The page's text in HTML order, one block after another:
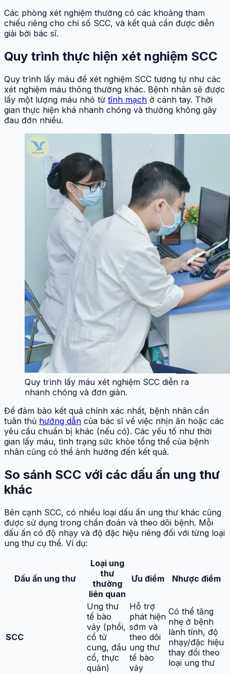
Các phòng xét nghiệm thường có các khoảng tham
chiếu riêng cho chỉ số SCC, và kết quả cần được diễn
giải bởi bác sĩ.
Quy trình thực hiện xét nghiệm SCC
Quy trình lấy máu để xét nghiệm SCC tương tự như các
xét nghiệm máu thông thường khác. Bệnh nhân sẽ được
lấy một lượng máu nhỏ từ tĩnh mạch ở cánh tay. Thời
gian thực hiện khá nhanh chóng và thường không gây
đau đớn nhiều.
Quy trình lấy máu xét nghiệm SCC diễn ra
nhanh chóng và đơn giản.
Để đảm bảo kết quả chính xác nhất, bệnh nhân cần
tuân thủ hướng dẫn của bác sĩ về việc nhịn ăn hoặc các
yêu cầu chuẩn bị khác (nếu có). Các yếu tố như thời
gian lấy máu, tình trạng sức khỏe tổng thể của bệnh
nhân cũng có thể ảnh hưởng đến kết quả.
So sánh SCC với các dấu ấn ung thư
khác
Bên cạnh SCC, có nhiều loại dấu ấn ung thư khác cũng
được sử dụng trong chẩn đoán và theo dõi bệnh. Mỗi
dấu ấn có độ nhạy và độ đặc hiệu riêng đối với từng loại
ung thư cụ thể. Ví dụ:
Dấu ấn ung thư
Loại ung
thư
thường
liên quan
Ưu điểm Nhược điểm
SCC
Ung thư
tế bào
vảy (phổi,
cổ tử
cung, đầu
cổ, thực
quản)
Hỗ trợ
phát hiện
sớm và
theo dõi
ung thư
tế bào
vảy
Có thể tăng
nhẹ ở bệnh
lành tính, độ
nhạy/đặc hiệu
thay đổi theo
loại ung thư